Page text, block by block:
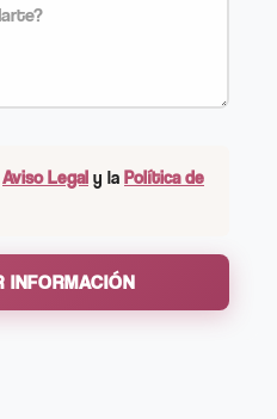
Aviso Legal y la Política de
INFORMACIÓN